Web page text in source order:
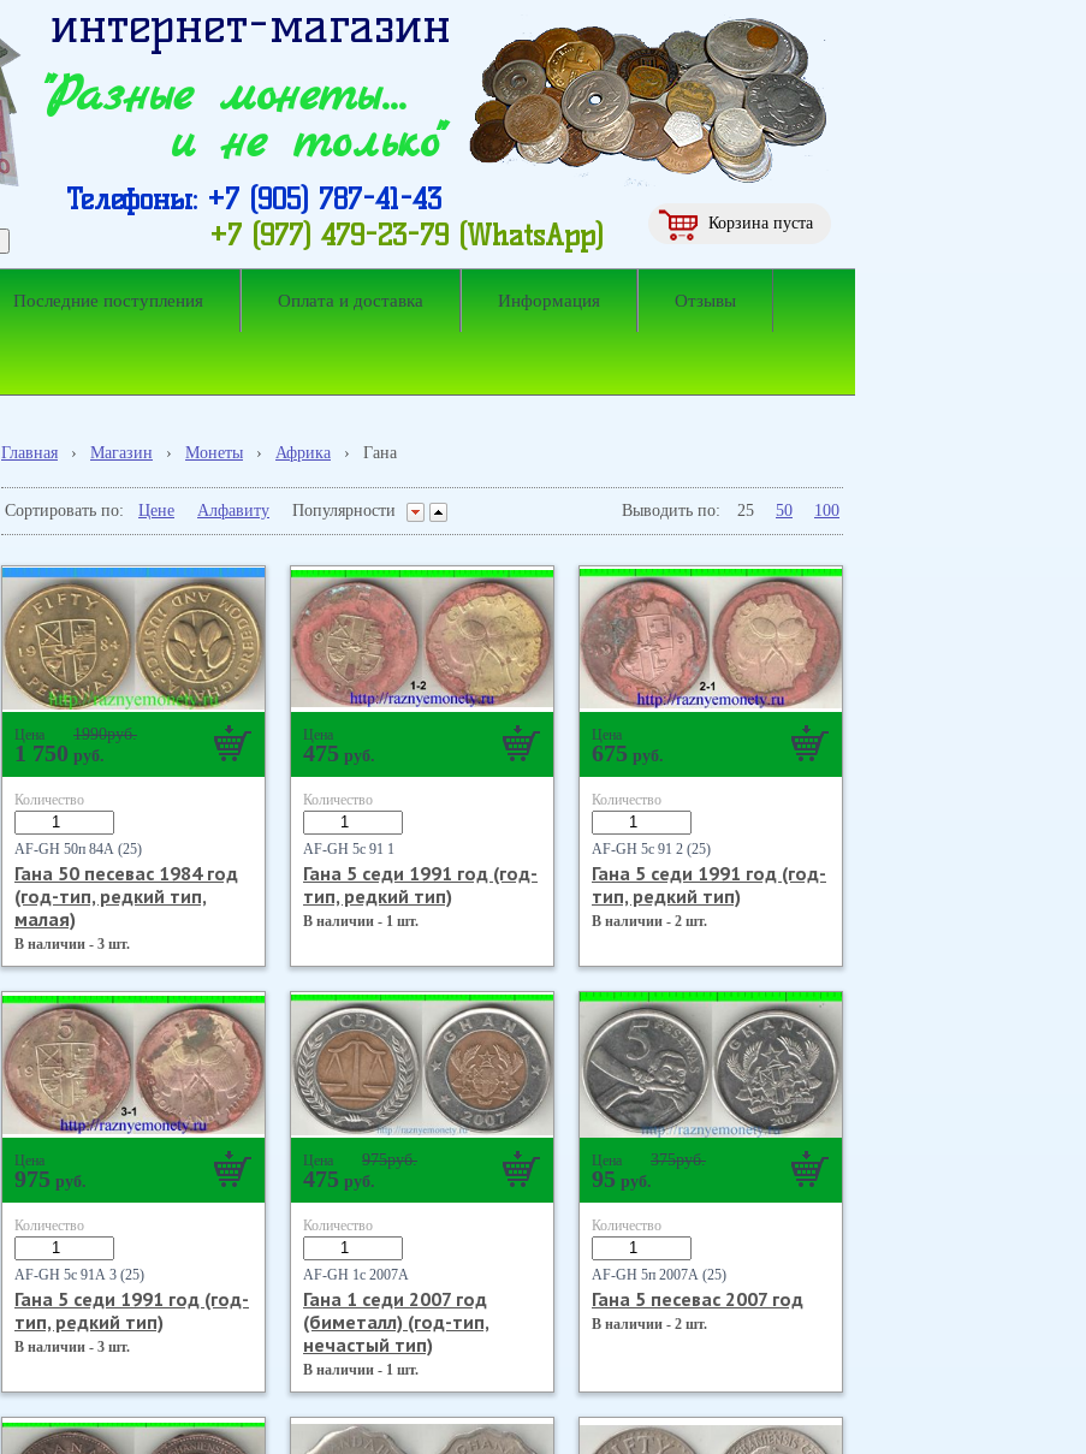
Корзина пуста
"Разные монеты…
интернет-магазин
и не только"
Телефоны: +7 (905) 787-41-43
+7 (977) 479-23-79 (WhatsApp)
Последние поступления Оплата и доставка Информация Отзывы
Главная › Магазин › Монеты › Африка › Гана
Выводить по: 25 50 100
Сортировать по: Цене Алфавиту Популярности
Цена 1990руб.
1 750 руб.
Количество
AF-GH 50п 84А (25)
Гана 50 песевас 1984 год
(год-тип, редкий тип,
малая)
В наличии - 3 шт.
Цена
475 руб.
Количество
AF-GH 5с 91 1
Гана 5 седи 1991 год (год-
тип, редкий тип)
В наличии - 1 шт.
Цена
675 руб.
Количество
AF-GH 5с 91 2 (25)
Гана 5 седи 1991 год (год-
тип, редкий тип)
В наличии - 2 шт.
Цена
975 руб.
Количество
AF-GH 5с 91А 3 (25)
Гана 5 седи 1991 год (год-
тип, редкий тип)
В наличии - 3 шт.
Цена 975руб.
475 руб.
Количество
AF-GH 1с 2007А
Гана 1 седи 2007 год
(биметалл) (год-тип,
нечастый тип)
В наличии - 1 шт.
Цена 375руб.
95 руб.
Количество
AF-GH 5п 2007А (25)
Гана 5 песевас 2007 год
В наличии - 2 шт.